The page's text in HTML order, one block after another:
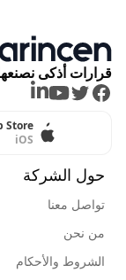
قرارات أذكى
Facebook
Twitter
Youtube
LinkedIn
Store
iOS
حول الشركة
تواصل معنا
من نحن
الشروط والأحكام